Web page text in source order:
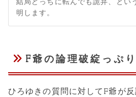
明します。
F爺の論理破綻っぷり
ひろゆきの質問に対してF爺が